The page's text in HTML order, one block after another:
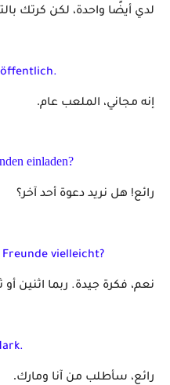
لدي أيضًا واحدة، لكن كرتك
öffentlich.
إنه مجاني، الملعب عام.
einladen?
رائع! هل نريد دعوة أحد آخر؟
vielleicht?
نعم، فكرة جيدة. ربما اثنين أو
رائع، سأطلب من آنا ومارك.